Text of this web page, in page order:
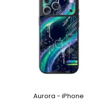
Aurora - iPhone